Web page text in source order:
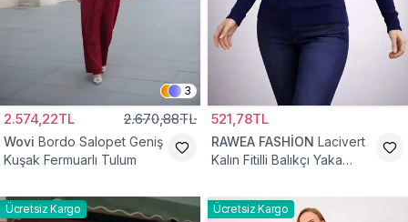
3
2.574,22TL 2.670,88TL
Wovi Bordo Salopet Geniş
Kuşak Fermuarlı Tulum
521,78TL
RAWEA FASHİON Lacivert
Kalın Fitilli Balıkçı Yaka
Ücretsiz Kargo Ücretsiz Kargo